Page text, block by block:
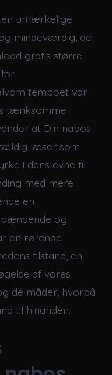
umærkelige
mindeværdig, de
gratis større
for
tempoet var
tænksomme
at Din nabos
læser som
i dens evne til
med mere
en
og
en rørende
tilstand, en
af vores
de måder, hvorpå
til hinanden.